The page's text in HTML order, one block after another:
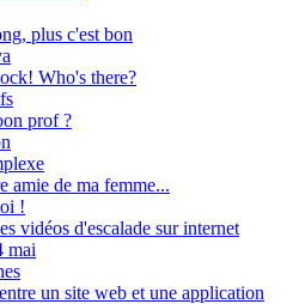
plus c'est bon
Who's there?
prof ?
amie de ma femme...
!
vidéos d'escalade sur internet
mai
un site web et une application